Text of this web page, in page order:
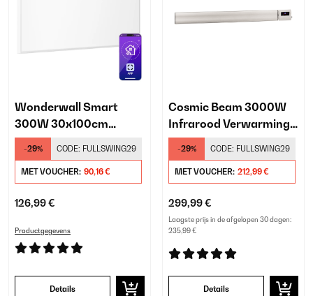
Wonderwall Smart
300W 30x100cm
Infrarood Paneel Wit
-29% CODE: FULLSWING29
MET VOUCHER: 90,16 €
126,99 €
Productgegevens
Details
Cosmic Beam 3000W
Infrarood Verwarming
Wand Wit
-29% CODE: FULLSWING29
MET VOUCHER: 212,99 €
299,99 €
Laagste prijs in de afgelopen 30 dagen:
235,99 €
Details